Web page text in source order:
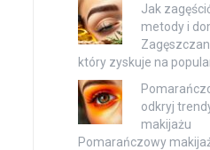
Jak
metody i
który zyskuje na
odkryj
makijażu
Pomarańczowy